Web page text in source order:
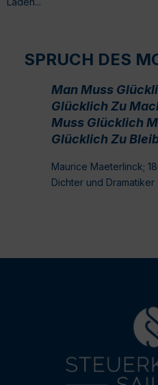
SPRUCH DES
Man Muss
Glücklich Zu
Muss Glücklich
Glücklich Zu
Maurice Maeterlinck;
Dichter und Dramatiker